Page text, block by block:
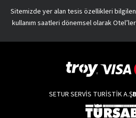
Sitemizde yer alan tesis özellikleri
kullanım saatleri dönemsel olarak
SETUR SERVİS TURİSTİK A.Ş